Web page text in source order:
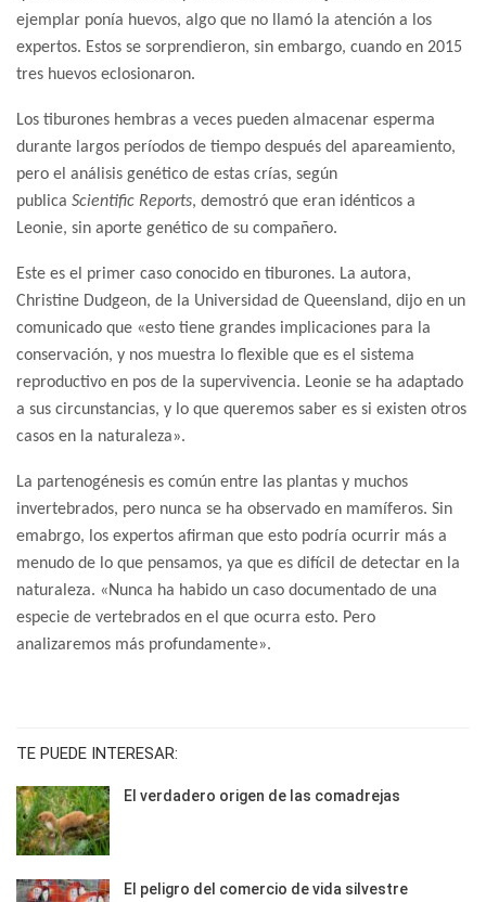
ejemplar ponía huevos, algo que no llamó la atención a los
expertos. Estos se sorprendieron, sin embargo, cuando en 2015
tres huevos eclosionaron.
Los tiburones hembras a veces pueden almacenar esperma
durante largos períodos de tiempo después del apareamiento,
pero el análisis genético de estas crías, según
publica Scientific Reports, demostró que eran idénticos a
Leonie, sin aporte genético de su compañero.
Este es el primer caso conocido en tiburones. La autora,
Christine Dudgeon, de la Universidad de Queensland, dijo en un
comunicado que «esto tiene grandes implicaciones para la
conservación, y nos muestra lo flexible que es el sistema
reproductivo en pos de la supervivencia. Leonie se ha adaptado
a sus circunstancias, y lo que queremos saber es si existen otros
casos en la naturaleza».
La partenogénesis es común entre las plantas y muchos
invertebrados, pero nunca se ha observado en mamíferos. Sin
emabrgo, los expertos afirman que esto podría ocurrir más a
menudo de lo que pensamos, ya que es difícil de detectar en la
naturaleza. «Nunca ha habido un caso documentado de una
especie de vertebrados en el que ocurra esto. Pero
analizaremos más profundamente».
TE PUEDE INTERESAR:
El verdadero origen de las comadrejas
El peligro del comercio de vida silvestre